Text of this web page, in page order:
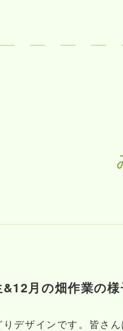
月の畑作業の様
りデザインです。皆さ